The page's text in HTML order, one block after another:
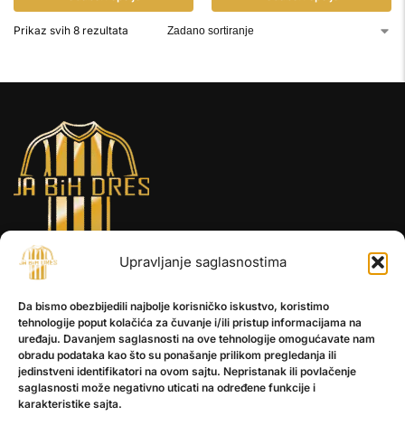
Upravljanje saglasnostima
Da bismo obezbijedili najbolje korisničko iskustvo, koristimo
tehnologije poput kolačića za čuvanje i/ili pristup informacijama na
uređaju. Davanjem saglasnosti na ove tehnologije omogućavate nam
obradu podataka kao što su ponašanje prilikom pregledanja ili
jedinstveni identifikatori na ovom sajtu. Nepristanak ili povlačenje
saglasnosti može negativno uticati na određene funkcije i
karakteristike sajta.
Prikaz svih 8 rezultata
INFORMACIJE
O nama
Kontakt
POMOĆ